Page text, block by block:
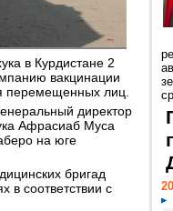
в Курдистане 2
вакцинации
перемещенных лиц.
директор
Афрасиаб Муса
на юге
бригад
в соответствии с